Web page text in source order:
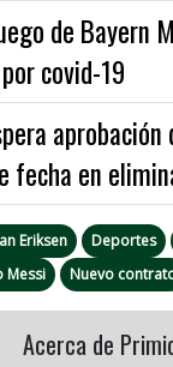
de Bayern
covid-19
aprobación
fecha en
Eriksen Deportes
Messi Nuevo
Acerca de